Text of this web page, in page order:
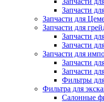
Запчасти
Запчасти для
Запчасти для
Запчасти
Запчасти
Запчасти для
Запчасти
Запчасти
Фильтры
Фильтра для
Салонные